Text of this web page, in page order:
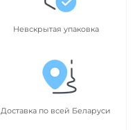
Невскрытая упаковка
Доставка по всей Беларуси